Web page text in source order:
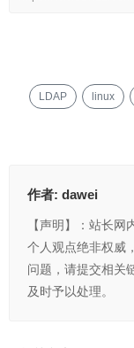
LDAP linux
作者: dawei
【声明】：站长
个人观点绝非权威
问题，请提交相关
及时予以处理。